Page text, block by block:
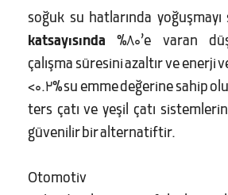
soğuk su hatlarında yoğuşmayı
katsayısında %80’e varan
çalışma süresini azaltır ve enerji
<0.2% su emme değerine sahip
ters çatı ve yeşil çatı
güvenilir bir alternatiftir.
Otomotiv